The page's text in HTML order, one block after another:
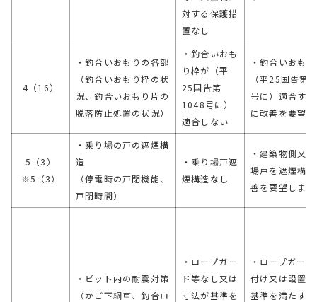
対する保護措
置なし
4（16）
・釣合いおもりの各部
（釣合いおもり枠の状
況、釣合いおもり片の
脱落防止処置の状況）
・釣合いおも
り枠が（平
25国告第
1048号に）
適合しない
・釣合いおも
（平25国告第
号に）適合す
に改善を要望
5（3）
※5（3）
・乗り場の戸の遮煙構
造
（停電時の戸閉機能、
戸閉時間）
・乗り場戸遮
煙構造なし
・建築物側又
場戸を遮煙構
善を要望します
・ピット内の耐震対策
（かご下綱車、釣合ロ
・ロープガー
ド等なし又は
寸法が基準を
・ロープガー
付け又は設置
基準を満たす